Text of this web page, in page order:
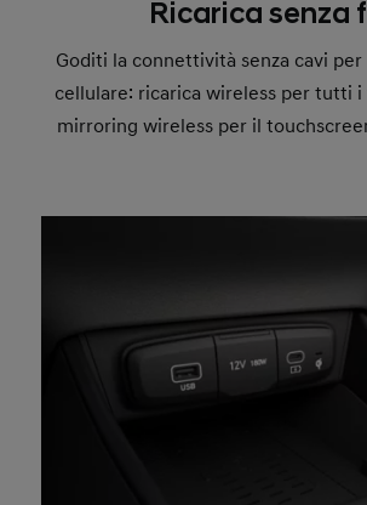
Ricarica senza
Goditi la connettività senza cavi
cellulare: ricarica wireless per tutti
mirroring wireless per il